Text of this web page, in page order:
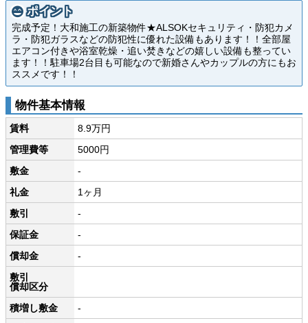
ポイント
完成予定！大和施工の新築物件★ALSOKセキュリティ・防犯カメ
ラ・防犯ガラスなどの防犯性に優れた設備もあります！！全部屋
エアコン付きや浴室乾燥・追い焚きなどの嬉しい設備も整ってい
ます！！駐車場2台目も可能なので新婚さんやカップルの方にもお
ススメです！！
物件基本情報
賃料
8.9万円
管理費等
5000円
敷金
-
礼金
1ヶ月
敷引
-
保証金
-
償却金
-
敷引
償却区分
積増し敷金
-